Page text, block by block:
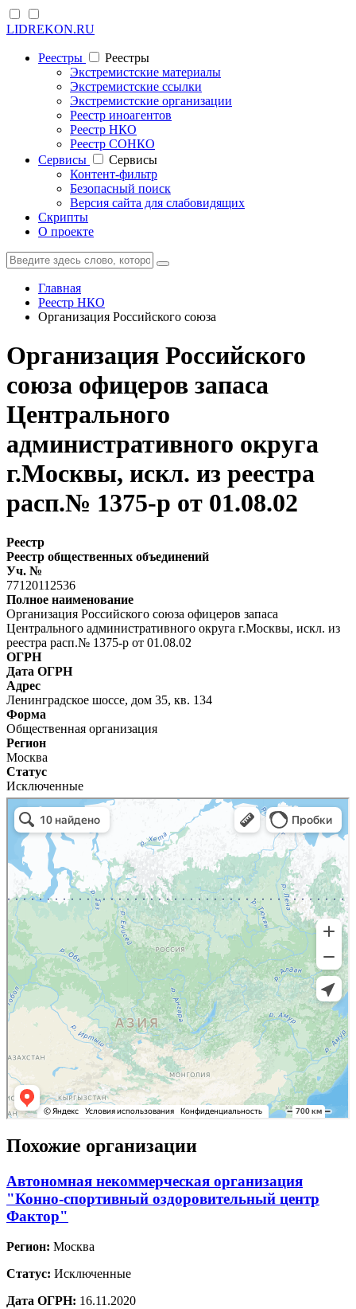
LIDREKON.RU
Реестры
Реестры
Экстремистские материалы
Экстремистские ссылки
Экстремистские организации
Реестр иноагентов
Реестр НКО
Реестр СОНКО
Cервисы
Cервисы
Контент-фильтр
Безопасный поиск
Версия сайта для слабовидящих
Скрипты
О проекте
Главная
Реестр НКО
Организация Российского союза
Организация Российского
союза офицеров запаса
Центрального
административного округа
г.Москвы, искл. из реестра
расп.№ 1375-р от 01.08.02
Реестр
Реестр общественных объединений
Уч. №
77120112536
Полное наименование
Организация Российского союза офицеров запаса
Центрального административного округа г.Москвы, искл. из
реестра расп.№ 1375-р от 01.08.02
ОГРН
Дата ОГРН
Адрес
Ленинградское шоссе, дом 35, кв. 134
Форма
Общественная организация
Регион
Москва
Статус
Исключенные
Похожие организации
Автономная некоммерческая организация
"Конно-спортивный оздоровительный центр
Фактор"
Регион: Москва
Статус: Исключенные
Дата ОГРН: 16.11.2020